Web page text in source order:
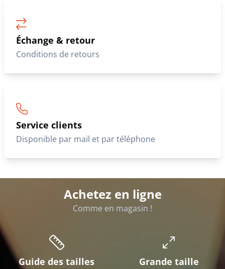
Échange & retour
Conditions de retours
Service clients
Disponible par mail et par téléphone
Achetez en ligne
Comme en magasin !
Guide des tailles Grande taille